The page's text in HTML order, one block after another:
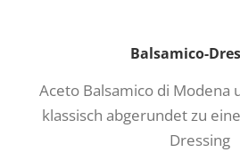
Balsamico-
Aceto Balsamico di Modena
klassisch abgerundet zu
Dressing